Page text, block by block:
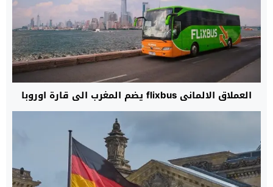
العملاق الالماني flixbus يضم المغرب ‏الى قارة اوروبا